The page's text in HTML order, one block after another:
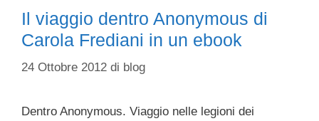
Il viaggio dentro Anonymous di
Carola Frediani in un ebook
24 Ottobre 2012 di blog
Dentro Anonymous. Viaggio nelle legioni dei